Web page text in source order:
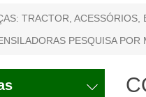
TRACTOR, ACESSÓRIOS,
PESQUISA POR